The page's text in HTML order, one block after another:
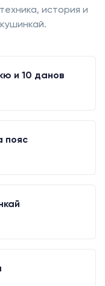
история и
и 10 данов
пояс